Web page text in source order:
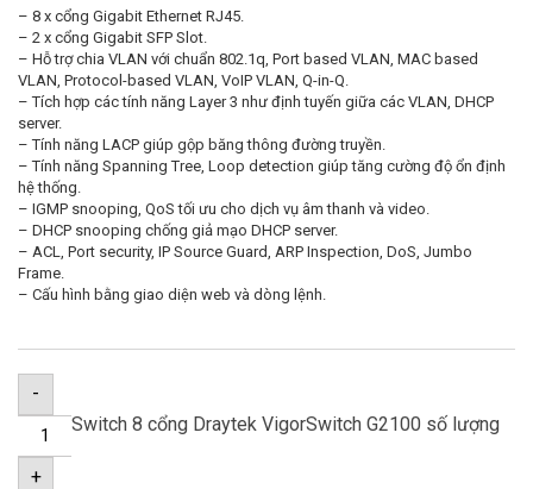
– 8 x cổng Gigabit Ethernet RJ45.
– 2 x cổng Gigabit SFP Slot.
– Hỗ trợ chia VLAN với chuẩn 802.1q, Port based VLAN, MAC based
VLAN, Protocol-based VLAN, VoIP VLAN, Q-in-Q.
– Tích hợp các tính năng Layer 3 như định tuyến giữa các VLAN, DHCP
server.
– Tính năng LACP giúp gộp băng thông đường truyền.
– Tính năng Spanning Tree, Loop detection giúp tăng cường độ ổn định
hệ thống.
– IGMP snooping, QoS tối ưu cho dịch vụ âm thanh và video.
– DHCP snooping chống giả mạo DHCP server.
– ACL, Port security, IP Source Guard, ARP Inspection, DoS, Jumbo
Frame.
– Cấu hình bằng giao diện web và dòng lệnh.
-
Switch 8 cổng Draytek VigorSwitch G2100 số lượng
+